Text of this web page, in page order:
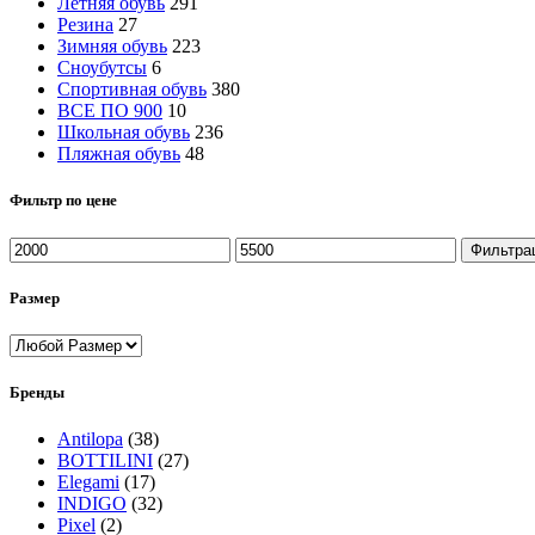
Резина 27
Зимняя обувь 223
Сноубутсы 6
Спортивная обувь 380
ВСЕ ПО 900 10
Школьная обувь 236
Пляжная обувь 48
Фильтр по цене
Минимальная
цена
Максимальная
цена
Размер
Бренды
Antilopa (38)
BOTTILINI (27)
Elegami (17)
INDIGO (32)
Pixel (2)